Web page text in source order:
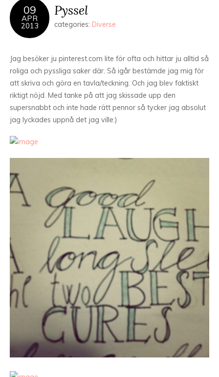
09
APR
2013
Pyssel
categories: Diverse
Jag besöker ju pinterest.com lite för ofta och hittar ju alltid så
roliga och pyssliga saker där. Så igår bestämde jag mig för
att skriva och göra en tavla/teckning. Och jag blev faktiskt
riktigt nöjd. Med tanke på att jag skissade upp den
supersnabbt och inte hade rätt pennor så tycker jag absolut
jag lyckades uppnå det jag ville:)